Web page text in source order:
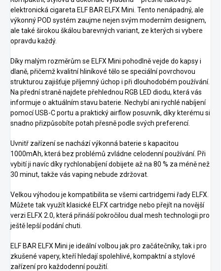
elektronická cigareta ELF BAR ELFX Mini. Tento nenápadný, ale
výkonný POD systém zaujme nejen svým moderním designem,
ale také širokou škálou barevných variant, ze kterých si vybere
opravdu každý.
Díky malým rozměrům se ELFX Mini pohodlně vejde do kapsy i
dlaně, přičemž kvalitní hliníkové tělo se speciální povrchovou
strukturou zajišťuje příjemný úchop i při dlouhodobém používání.
Na přední straně najdete přehlednou RGB LED diodu, která vás
informuje o aktuálním stavu baterie. Nechybí ani rychlé nabíjení
pomocí USB-C portu a praktický airflow posuvník, díky kterému si
snadno přizpůsobíte potah přesně podle svých preferencí.
Uvnitř zařízení se nachází výkonná baterie s kapacitou
1000mAh, která bez problémů zvládne celodenní používání. Při
vybití ji navíc díky rychlonabíjení dobijete až na 80 % za méně než
30 minut, takže vás vaping nebude zdržovat.
Velkou výhodou je kompatibilita se všemi cartridgemi řady ELFX.
Můžete tak využít klasické ELFX cartridge nebo přejít na novější
verzi ELFX 2.0, která přináší pokročilou dual mesh technologii pro
ještě lepší podání chuti.
ELF BAR ELFX Mini je ideální volbou jak pro začátečníky, tak i pro
zkušené vapery, kteří hledají spolehlivé, kompaktní a stylové
zařízení pro každodenní použití.